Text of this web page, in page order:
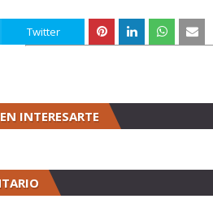
Twitter
INTERESARTE